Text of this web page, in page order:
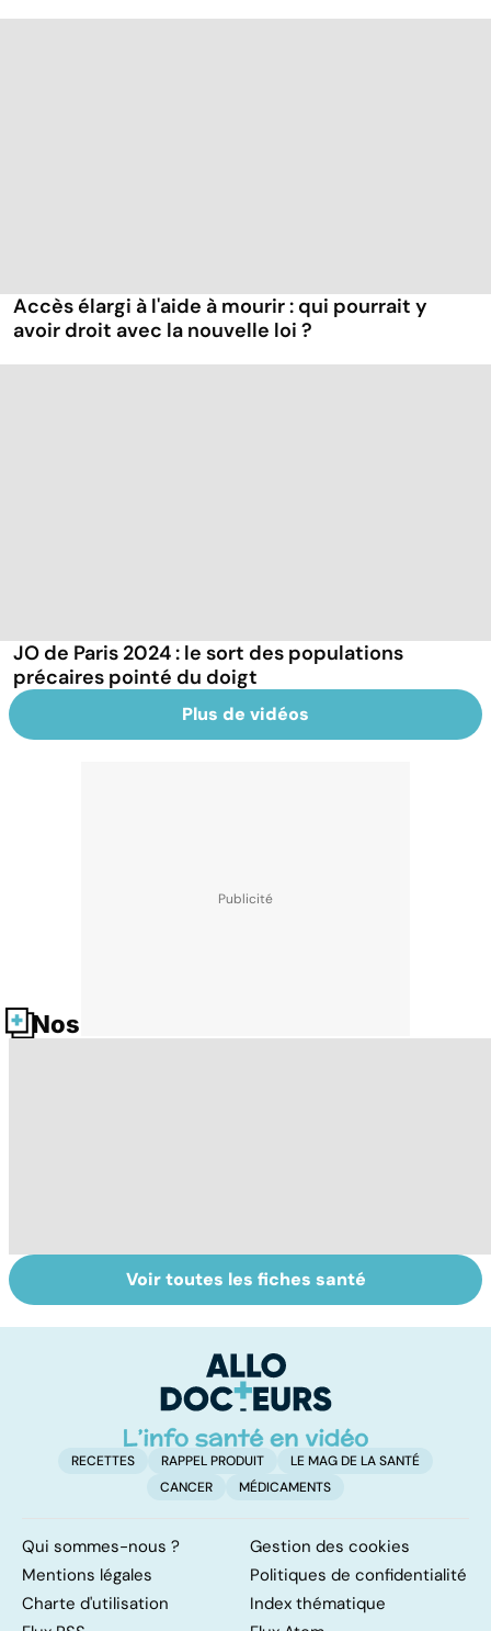
Accès élargi à l'aide à mourir : qui pourrait y
avoir droit avec la nouvelle loi ?
JO de Paris 2024 : le sort des populations
précaires pointé du doigt
Plus de vidéos
Nos fiches santé
L'avortement :
quels délais,
Gynéco : un suivi
pour la vie
Voir toutes les fiches santé
RECETTES RAPPEL PRODUIT
LE MAG DE LA SANTÉ
CANCER
MÉDICAMENTS
Qui sommes-nous ?
Gestion des cookies
Mentions légales
Politiques de confidentialité
Charte d'utilisation
Index thématique